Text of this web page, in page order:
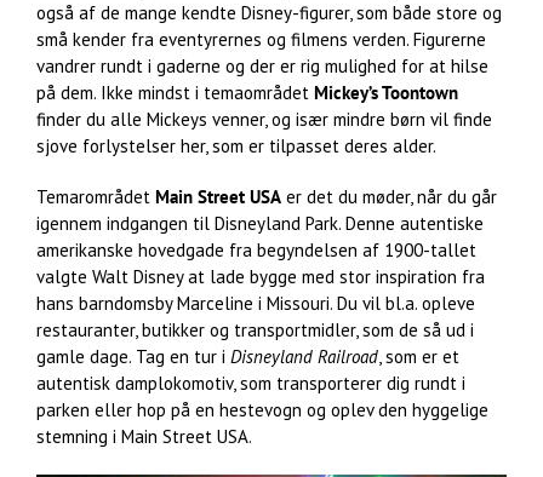
også af de mange kendte Disney-figurer, som både store og
små kender fra eventyrernes og filmens verden. Figurerne
vandrer rundt i gaderne og der er rig mulighed for at hilse
på dem. Ikke mindst i temaområdet Mickey’s Toontown
finder du alle Mickeys venner, og især mindre børn vil finde
sjove forlystelser her, som er tilpasset deres alder.
Temarområdet Main Street USA er det du møder, når du går
igennem indgangen til Disneyland Park. Denne autentiske
amerikanske hovedgade fra begyndelsen af 1900-tallet
valgte Walt Disney at lade bygge med stor inspiration fra
hans barndomsby Marceline i Missouri. Du vil bl.a. opleve
restauranter, butikker og transportmidler, som de så ud i
gamle dage. Tag en tur i Disneyland Railroad, som er et
autentisk damplokomotiv, som transporterer dig rundt i
parken eller hop på en hestevogn og oplev den hyggelige
stemning i Main Street USA.